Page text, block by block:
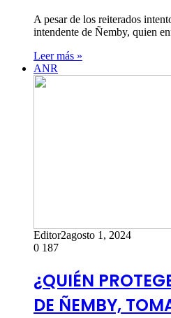
A pesar de los reiterados
intendente de Ñemby, quien
Leer más »
ANR
Editor2agosto 1, 2024
0 187
¿QUIÉN
DE ÑEMBY,